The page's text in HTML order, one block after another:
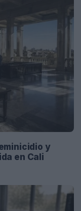
y
en Cali